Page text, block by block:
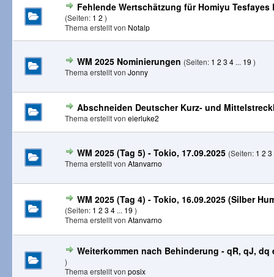
Fehlende Wertschätzung für Homiyu
(Seiten: 1 2 )
Thema erstellt von Notalp
WM 2025 Nominierungen (Seiten: 1 2 3 4 ... 19 )
Thema erstellt von Jonny
Abschneiden Deutscher Kurz- und
Thema erstellt von eierluke2
WM 2025 (Tag 5) - Tokio, 17.09.2025 (Seiten: 1 2 3
Thema erstellt von Atanvarno
WM 2025 (Tag 4) - Tokio, 16.09.2025 (Silber
(Seiten: 1 2 3 4 ... 19 )
Thema erstellt von Atanvarno
Weiterkommen nach Behinderung - qR, qJ, dq
)
Thema erstellt von posix